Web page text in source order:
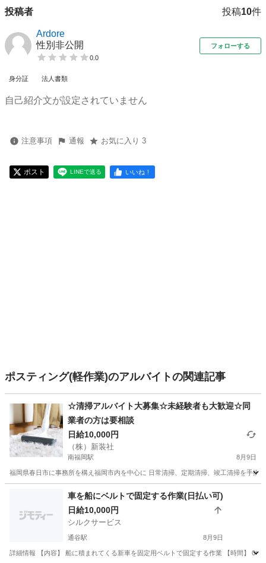
投稿者 投稿10件
Ardore
性別非公開
0.0
フォローする
身分証 法人書類
自己紹介文が設定されていません
注意事項 通報 お気に入り 3
ポスト LINEで送る いいね！
ポスティング(軽作業)のアルバイトの関連記事
☆清掃アルバイト大募集☆未経験者も大歓迎☆同
業者の方は要相談
日給10,000円
（株）新装社
南福岡駅 8月9日
福岡県春日市に事務所を構え福岡市内を中心に 日常清掃、定期清掃、竣工清掃を手
南福岡駅 清掃 番号
車を船にベルトで固定する作業(日払い可)
日給10,000円
シルクサービス
通谷駅 8月9日
詳細情報 【内容】 船に積まれてくる新車を固定用ベルトで固定する作業 【時間】